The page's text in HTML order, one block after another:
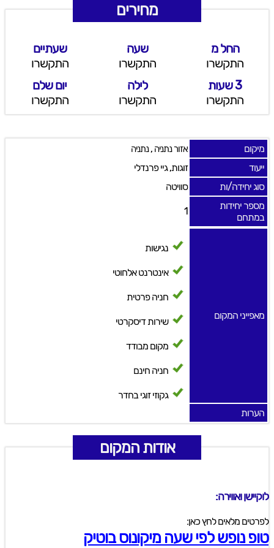
מחירים
החל מ
התקשרו
שעה
התקשרו
שעתיים
התקשרו
3 שעות
התקשרו
לילה
התקשרו
יום שלם
התקשרו
מיקום אזור נתניה,נתניה
ייעוד
זוגות, גיי פרנדלי
סוג יחידה/ות
סוויטה
מספר יחידות
במתחם
1
מאפייני המקום
נגישות
אינטרנט אלחוטי
חניה פרטית
שירות דיסקרטי
מקום מבודד
חניה חינם
גקוזי זוגי בחדר
הערות
אודות המקום
לוקיישן ואווירה:
לפרטים מלאים לחץ כאן:
טופ נופש לפי שעה מיקונוס בוטיק